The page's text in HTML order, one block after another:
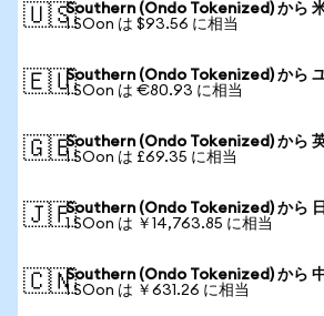
🇺🇸Southern (Ondo Tokenized) から
1 SOon は $93.56 に相当
🇪🇺Southern (Ondo Tokenized) から
1 SOon は €80.93 に相当
🇬🇧Southern (Ondo Tokenized) から
1 SOon は £69.35 に相当
🇯🇵Southern (Ondo Tokenized) から
1 SOon は ￥14,763.85 に相当
🇨🇳Southern (Ondo Tokenized) から
1 SOon は ￥631.26 に相当